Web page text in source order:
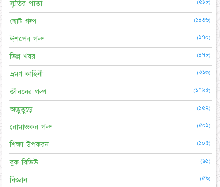
স্মৃতির পাতা (৫১৮)
ছোট গল্প (১৪৩৬)
ঈশপের গল্প (১৭০)
ভিন্ন খবর (৪৭৮)
ভ্রমণ কাহিনী (২১৩)
জীবনের গল্প (১৭৬৫)
অদ্ভুতুড়ে (১৫২)
রোমাঞ্চকর গল্প (৫০১)
শিক্ষা উপকরন (১০৫)
বুক রিভিউ (৯১)
বিজ্ঞান (৫৯)